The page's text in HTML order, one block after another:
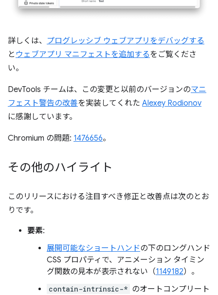
詳しくは、 プログレッシブ ウェブアプリをデバッグする
と ウェブアプリ マニフェストを追加するをご覧くださ
い。
DevTools チームは、この変更と以前のバージョンのマニ
フェスト警告の改善を実装してくれた Alexey Rodionov
に感謝しています。
Chromium の問題: 1476656。
その他のハイライト
このリリースにおける注目すべき修正と改善点は次のとお
りです。
要素:
展開可能なショートハンドの下のロングハンド
CSS プロパティで、アニメーション タイミン
グ関数の見本が表示されない（1149182）。
contain-intrinsic-* のオートコンプリート